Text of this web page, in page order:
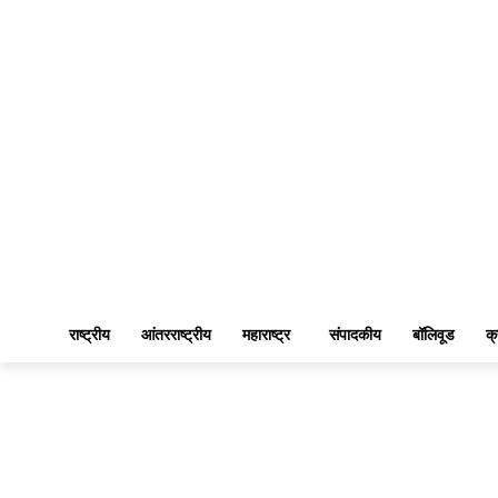
राष्ट्रीय आंतरराष्ट्रीय महाराष्ट्र संपादकीय बॉलिवूड